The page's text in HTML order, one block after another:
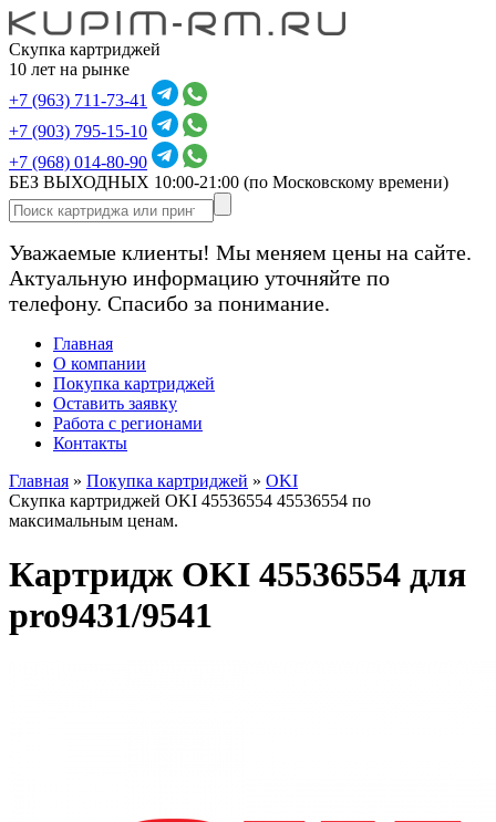
Скупка картриджей
10 лет на рынке
+7 (963) 711-73-41
+7 (903) 795-15-10
+7 (968) 014-80-90
БЕЗ ВЫХОДНЫХ 10:00-21:00 (по Московскому времени)
Уважаемые клиенты! Мы меняем цены на сайте.
Актуальную информацию уточняйте по
телефону. Спасибо за понимание.
Главная
О компании
Покупка картриджей
Оставить заявку
Работа с регионами
Контакты
Главная » Покупка картриджей » OKI
Скупка картриджей OKI 45536554 45536554 по
максимальным ценам.
Картридж OKI 45536554 для
pro9431/9541